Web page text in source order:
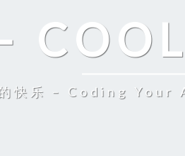
的快乐 – Coding